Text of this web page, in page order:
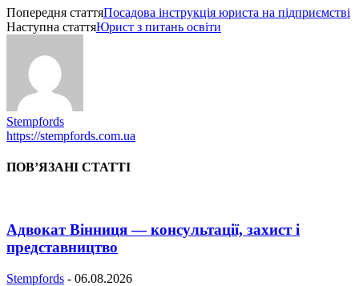
Попередня статтяПосадова інструкція юриста на підприємстві
Наступна статтяЮрист з питань освіти
Stempfords
https://stempfords.com.ua
ПОВ’ЯЗАНІ СТАТТІ
Адвокат Вінниця — консультації, захист і
представництво
Stempfords - 06.08.2026